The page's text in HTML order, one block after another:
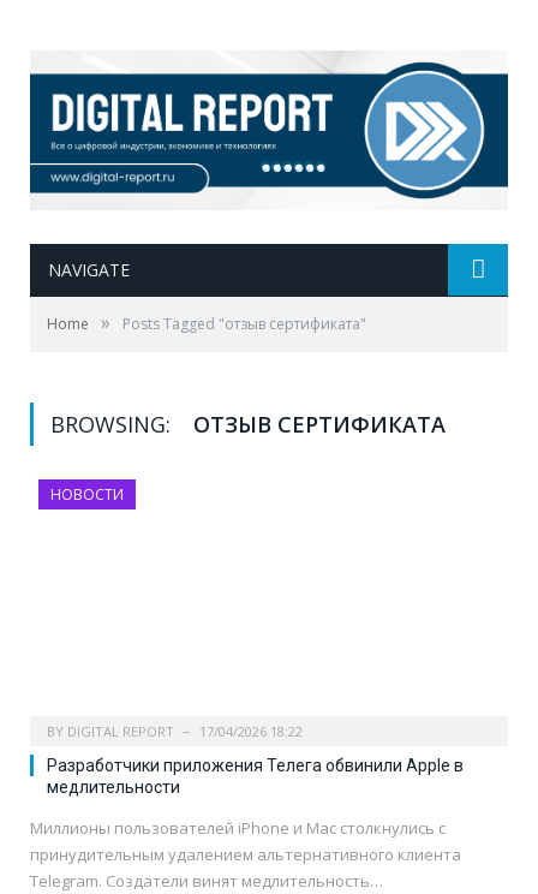
NAVIGATE
Home » Posts Tagged "отзыв сертификата"
BROWSING: ОТЗЫВ СЕРТИФИКАТА
НОВОСТИ
BY DIGITAL REPORT 17/04/2026 18:22
Разработчики приложения Телега обвинили Apple в
медлительности
Миллионы пользователей iPhone и Mac столкнулись с
принудительным удалением альтернативного клиента
Telegram. Создатели винят медлительность…